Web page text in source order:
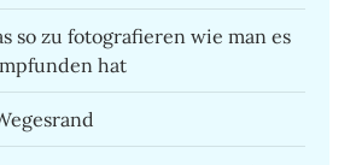
so zu fotografieren wie man es
hat